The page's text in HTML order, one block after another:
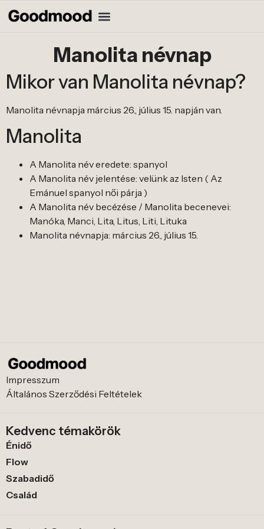
Manolita névnap
Mikor van Manolita névnap?
Manolita névnapja március 26., július 15. napján van.
Manolita
A Manolita név eredete: spanyol
A Manolita név jelentése: velünk az Isten ( Az
Emánuel spanyol női párja )
A Manolita név becézése / Manolita becenevei:
Manóka, Manci, Lita, Litus, Liti, Lituka
Manolita névnapja: március 26., július 15.
Impresszum
Általános Szerződési Feltételek
Kedvenc témakörök
Énidő
Flow
Szabadidő
Család